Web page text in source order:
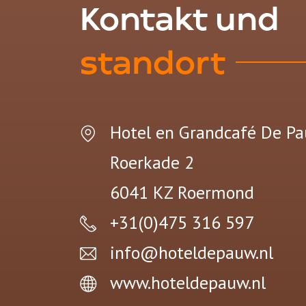
Kontakt und
standort
Hotel en Grandcafé De
Roerkade 2
6041 KZ Roermond
+31(0)475 316 597
info@hoteldepauw.nl
www.hoteldepauw.nl